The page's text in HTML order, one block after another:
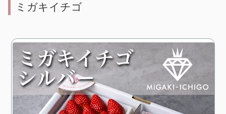
ミガキイチゴ